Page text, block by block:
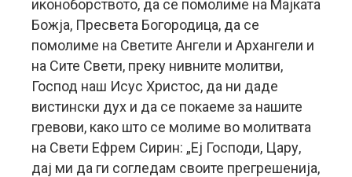
иконоборството, да се помолиме на Мајката
Божја, Пресвета Богородица, да се
помолиме на Светите Ангели и Архангели и
на Сите Свети, преку нивните молитви,
Господ наш Исус Христос, да ни даде
вистински дух и да се покаеме за нашите
гревови, како што се молиме во молитвата
на Свети Ефрем Сирин: „Еј Господи, Цару,
дај ми да ги согледам своите прегрешенија,